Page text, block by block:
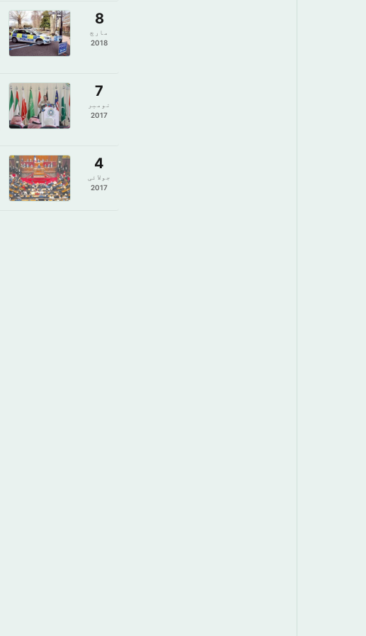
8
مارچ
2018
7
نومبر
2017
4
جولائی
2017